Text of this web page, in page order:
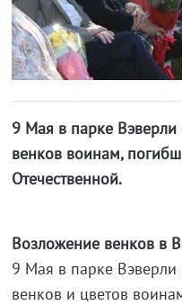
9 Мая в парке Вэверли
венков воинам,
Отечественной.
Возложение венков в
9 Мая в парке Вэверли
венков и цветов